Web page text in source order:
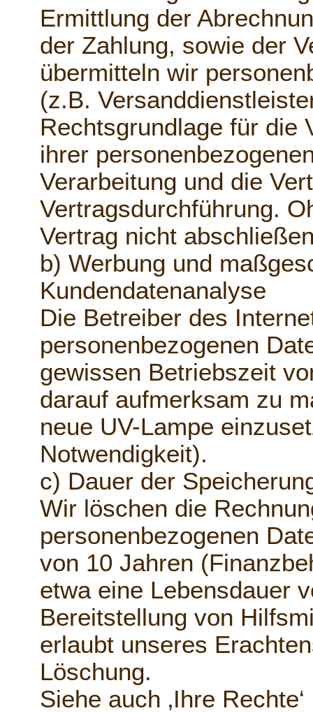
Ermittlung der
der Zahlung, sowie der
übermitteln wir
(z.B.
Rechtsgrundlage für die
ihrer
Verarbeitung und die
Vertragsdurchführung.
Vertrag nicht
b) Werbung und
Kundendatenanalyse
Die Betreiber des
personenbezogenen
gewissen Betriebszeit
darauf aufmerksam zu
neue UV-Lampe
Notwendigkeit).
c) Dauer der
Wir löschen die
personenbezogenen
von 10 Jahren
etwa eine Lebensdauer
Bereitstellung von
erlaubt unseres
Löschung.
Siehe auch ‚Ihre Rechte‘